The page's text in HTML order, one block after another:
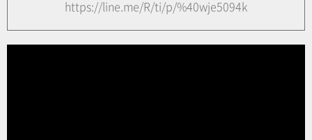
https://line.me/R/ti/p/%40wje5094k